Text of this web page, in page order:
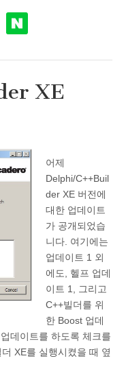
XE
어제
Delphi/C++Buil
der XE 버전에
대한 업데이트
가 공개되었습
니다. 여기에는
업데이트 1 외
에도, 헬프 업데
이트 1, 그리고
C++빌더를 위
한 Boost 업데
데이트를 하도록 체크를
XE를 실행시켰을 때 옆